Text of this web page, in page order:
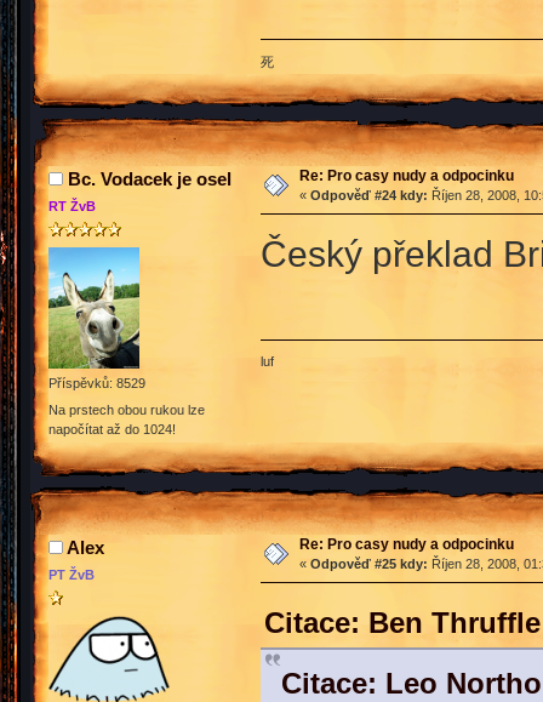
死
Bc. Vodacek je osel
RT ŽvB
Příspěvků: 8529
Na prstech obou rukou lze
napočítat až do 1024!
Re: Pro casy nudy a odpocinku
« Odpověď #24 kdy: Říjen 28, 2008,
Český překlad
luf
Alex
PT ŽvB
Re: Pro casy nudy a odpocinku
« Odpověď #25 kdy: Říjen 28, 2008,
Citace: Ben
Citace: Leo